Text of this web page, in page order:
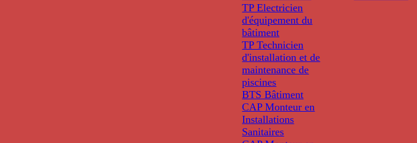
TP Electricien
d'équipement du
bâtiment
TP Technicien
d'installation et de
maintenance de
piscines
BTS Bâtiment
CAP Monteur en
Installations
Sanitaires